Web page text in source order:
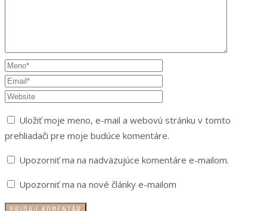
Uložiť moje meno, e-mail a webovú stránku v tomto
prehliadači pre moje budúce komentáre.
Upozorniť ma na nadväzujúce komentáre e-mailom.
Upozorniť ma na nové články e-mailom